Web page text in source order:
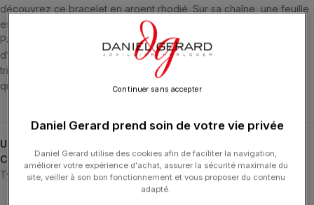
découvrez ce bracelet en argent rhodié. Sur sa chaîne, une feuille
est suspendue, tel le plumage d’un arbre. La nouvelle collection
Palma se décline sous une ligne de bagues, pendentifs, boucles
d’oreilles, bracelets et colliers et tire ses origines de la couronne
triomphale, distinction honorifique et symbole de gloire pour celui
qui la porte.
UGS :
Catégories : ARTHUS BERTRAND, Bracelets, Bracelets, Palma
Typologies
Daniel Gerard prend soin de votre vie privée
Daniel Gerard utilise des cookies afin de faciliter la navigation,
améliorer votre expérience d'achat, assurer la sécurité maximale du
site, veiller à son bon fonctionnement et vous proposer du contenu
adapté.
Continuer sans accepter